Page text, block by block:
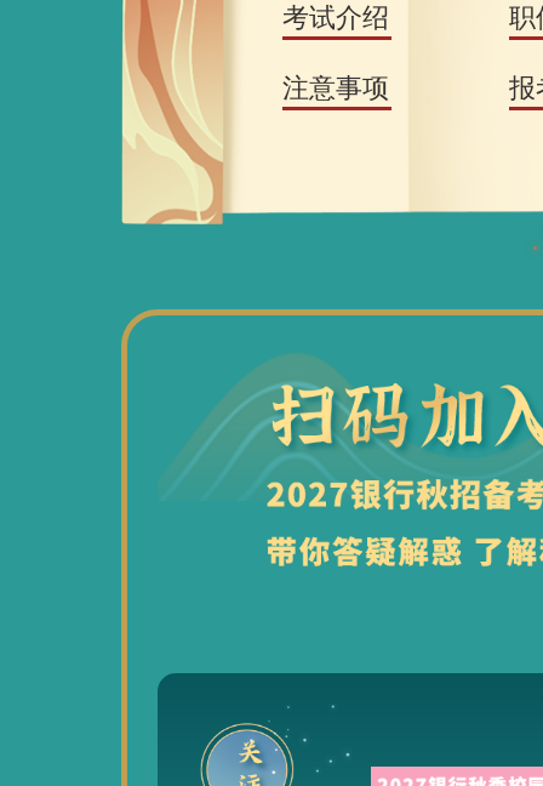
考试介绍
注意事项
职
报